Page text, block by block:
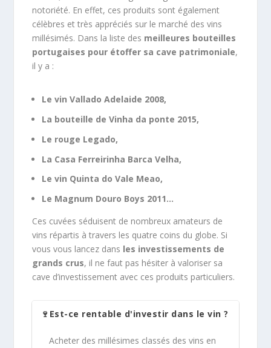
notoriété. En effet, ces produits sont également
célèbres et très appréciés sur le marché des vins
millésimés. Dans la liste des meilleures bouteilles
portugaises pour étoffer sa cave patrimoniale,
il y a :
Le vin Vallado Adelaide 2008,
La bouteille de Vinha da ponte 2015,
Le rouge Legado,
La Casa Ferreirinha Barca Velha,
Le vin Quinta do Vale Meao,
Le Magnum Douro Boys 2011…
Ces cuvées séduisent de nombreux amateurs de
vins répartis à travers les quatre coins du globe. Si
vous vous lancez dans les investissements de
grands crus, il ne faut pas hésiter à valoriser sa
cave d’investissement avec ces produits particuliers.
🍷Est-ce rentable d'investir dans le vin ?
Acheter des millésimes classés des vins en